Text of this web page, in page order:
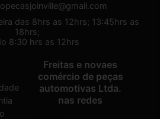
das 8hrs as 12hrs; 13:45hrs as
18hrs;
8:30 hrs as 12hrs
Freitas e novaes
comércio de peças
automotivas Ltda.
nas redes